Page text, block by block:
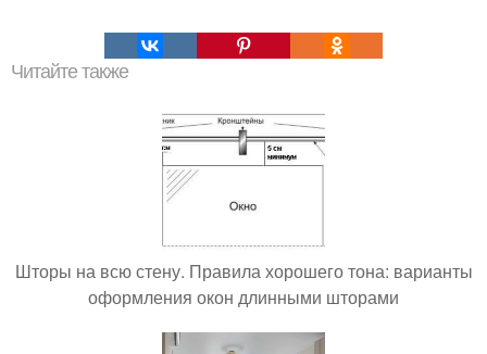
Читайте также
Шторы на всю стену. Правила хорошего тона: варианты
оформления окон длинными шторами